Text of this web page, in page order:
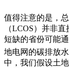
值得注意的是，
（LCOS）并非直
短缺的省份可能
地电网的碳排放
中，我们假设土